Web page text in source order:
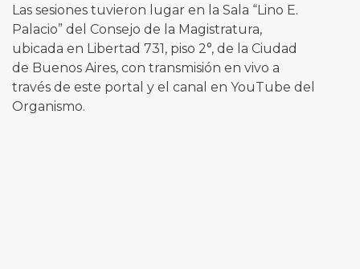
Las sesiones tuvieron lugar en la Sala “Lino E.
Palacio” del Consejo de la Magistratura,
ubicada en Libertad 731, piso 2°, de la Ciudad
de Buenos Aires, con transmisión en vivo a
través de este portal y el canal en YouTube del
Organismo.